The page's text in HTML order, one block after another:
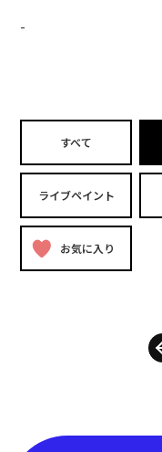
-
すべて
ライブペイント
お気に入り